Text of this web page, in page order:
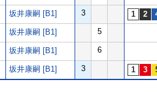
坂井康嗣 [B1] 3
坂井康嗣 [B1] 5
坂井康嗣 [B1] 6
坂井康嗣 [B1] 3